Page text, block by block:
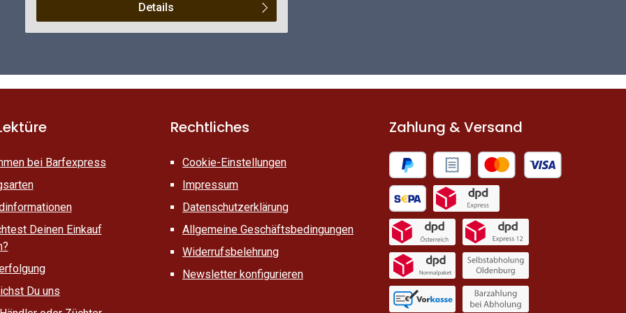
reichen. Auf diese Art und Weise reinigt Dein Hund
seine Zähne artgerecht, stärkt seine Kaumuskulatur
empfindliche Hunde sehr gut, da diese
ausschließlich aus europäischer Herstellung
wurden. Aus diesem Grund sind unsere Kauartikel
naturbelassen. Alle unsere Kauartikel werden Luft
getrocknet. Ebenfalls sind alle ohne Gewürze.
Weitere Hinweise Da dies ein Naturkauartikel ist und
nicht ein maschinell hergestelltes Produkt, können
Form, Farbe, Größe und Gewicht leicht abweichen.
Details
bei Barfexpress
Deinen Einkauf
Du uns
Rechtliches
Cookie-Einstellungen
Impressum
Datenschutzerklärung
Allgemeine Geschäftsbedingungen
Widerrufsbelehrung
Newsletter konfigurieren
Zahlung & Versand
PayPal Paypal Rechnungskauf
Kredit- oder Debitkarte
SEPA LastschriftDPD Expressversand
DPD Expressversand Österreich
DPD Express 12
DPD Normalpaket FrostfreiSelbstabholung Oldenburg